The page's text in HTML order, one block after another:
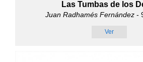
Las Tumbas de los
Juan Radhamés Fernández -
Ver